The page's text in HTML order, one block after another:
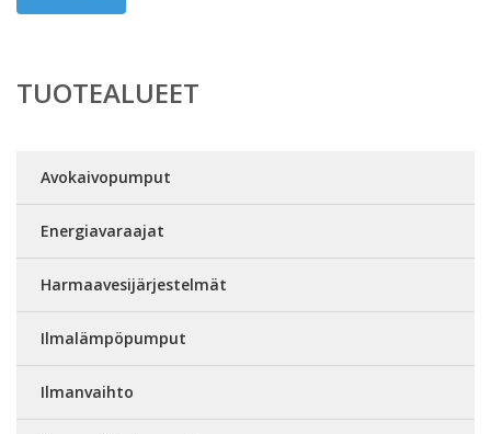
TUOTEALUEET
Avokaivopumput
Energiavaraajat
Harmaavesijärjestelmät
Ilmalämpöpumput
Ilmanvaihto